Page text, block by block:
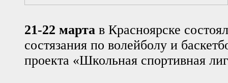
21-22 марта в Красноярске
состязания по волейболу и
проекта «Школьная спортивная